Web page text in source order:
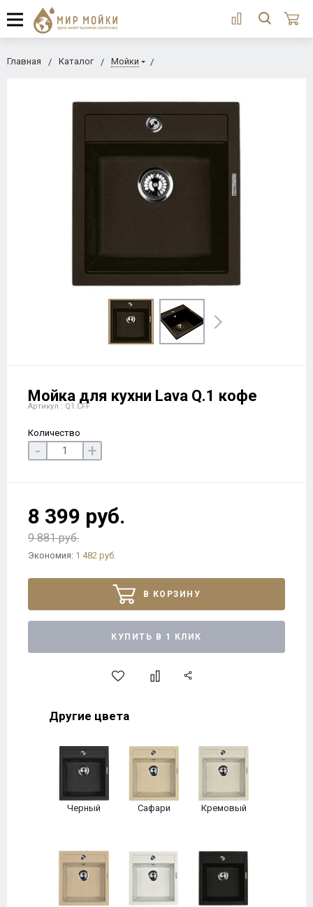
Главная Каталог Мойки
Мойка для кухни Lava Q.1 кофе
Артикул : Q1.CFF
Количество
- +
8 399 руб.
9 881 руб.
Экономия: 1 482 руб.
В КОРЗИНУ
КУПИТЬ В 1 КЛИК
Другие цвета
Черный Сафари Кремовый